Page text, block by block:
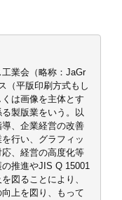
業会（略称：JaGr
（平版印刷方式もし
は画像を主体とす
製版業をいう。以
、企業経営の改善
行い、グラフィッ
、経営の高度化等
推進やJIS Q 15001
図ることにより、
上を図り、もって